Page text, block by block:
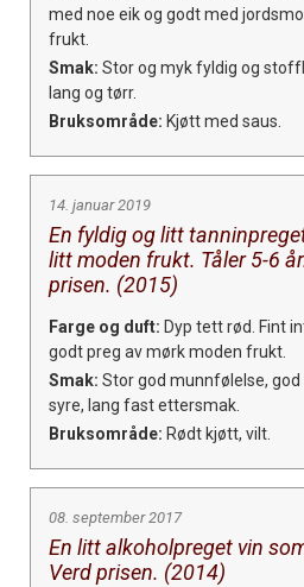
med noe eik og godt med
frukt.
Smak: Stor og myk fyldig og
lang og tørr.
Bruksområde: Kjøtt med saus.
14. januar 2019
En fyldig og litt
litt moden frukt. Tåler 5-6
prisen. (2015)
Farge og duft: Dyp tett rød. Fint
godt preg av mørk moden frukt.
Smak: Stor god munnfølelse,
syre, lang fast ettersmak.
Bruksområde: Rødt kjøtt, vilt.
08. september 2017
En litt alkoholpreget vin
Verd prisen. (2014)